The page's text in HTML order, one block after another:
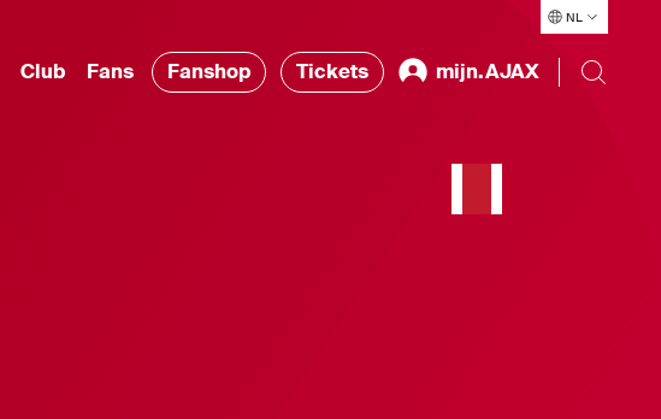
NL
Club Fans Fanshop Tickets mijn.AJAX